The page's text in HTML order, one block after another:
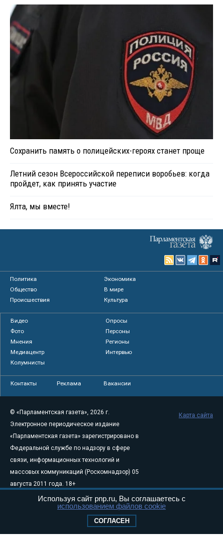
Сохранить память о полицейских-героях станет проще
Летний сезон Всероссийской переписи воробьев: когда
пройдет, как принять участие
Ялта, мы вместе!
Политика
Экономика
Общество
В мире
Происшествия
Культура
Видео
Опросы
Фото
Персоны
Мнения
Регионы
Медиацентр
Интервью
Колумнисты
Контакты Реклама Вакансии
© «Парламентская газета», 2026 г.
Электронное периодическое издание
«Парламентская газета» зарегистрировано в
Федеральной службе по надзору в сфере
связи, информационных технологий и
массовых коммуникаций (Роскомнадзор) 05
августа 2011 года. 18+
Свидетельство о регистрации Эл № ФС77-
Учредитель — АНО «Парламентская газета»
Карта сайта
Используя сайт pnp.ru, Вы соглашаетесь с
использованием файлов cookie
СОГЛАСЕН